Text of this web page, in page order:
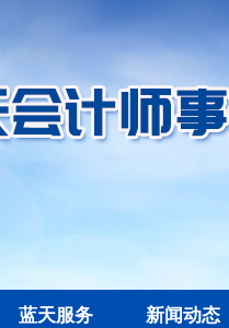
蓝天服务 新闻动态